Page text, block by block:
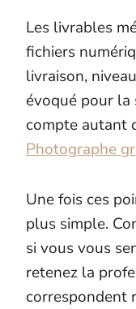
Les livrables
fichiers
livraison,
évoqué pour la
compte autant
Photographe
Une fois ces
plus simple.
si vous vous
retenez la
correspondent